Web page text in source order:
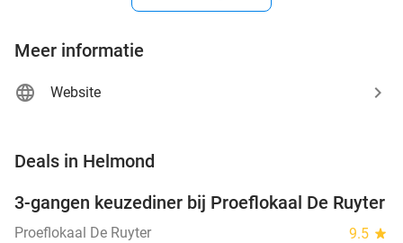
Meer informatie
Website
Deals in Helmond
33%
NEW
TODAY
3-gangen keuzediner bij Proeflokaal De Ruyter
Proeflokaal De Ruyter 9.5 star